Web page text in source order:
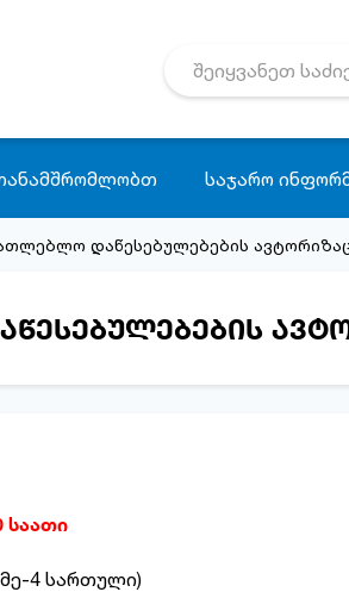
საჯარო
დაწესებულებების
საათი
4 სართული)